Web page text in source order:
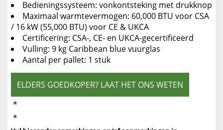
Bedieningssysteem: vonkontsteking met drukknop
Maximaal warmtevermogen: 60,000 BTU voor CSA
/ 16 kW (55,000 BTU) voor CE & UKCA
Certificering: CSA-, CE- en UKCA-gecertificeerd
Vulling: 9 kg Caribbean blue vuurglas
Aantal per pallet: 1 stuk
ELDERS GOEDKOPER? LAAT HET ONS WETEN
*
*